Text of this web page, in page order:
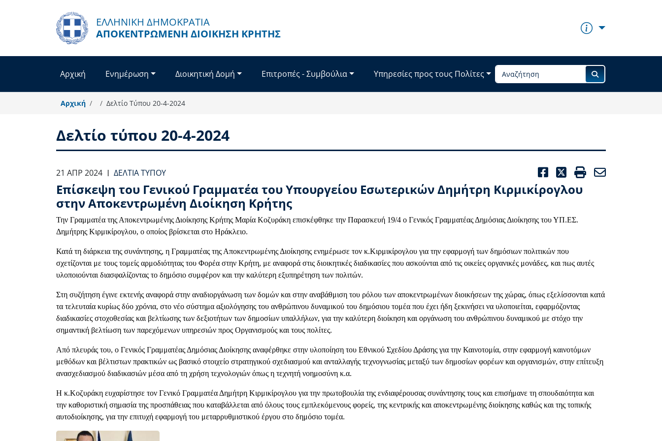
ΕΛΛΗΝΙΚΗ ΔΗΜΟΚΡΑΤΙΑ
ΑΠΟΚΕΝΤΡΩΜΈΝΗ ΔΙΟΊΚΗΣΗ ΚΡΉΤΗΣ
Αρχική Ενημέρωση Διοικητική Δομή Επιτροπές - Συμβούλια Υπηρεσίες προς τους Πολίτες
Αρχική Δελτίο Τύπου 20-4-2024
Δελτίο τύπου 20-4-2024
21 ΑΠΡ 2024 | ΔΕΛΤΊΑ ΤΎΠΟΥ FACEBOOK
TWITTER
PRINT
Επίσκεψη του Γενικού Γραμματέα του Υπουργείου Εσωτερικών Δημήτρη Κιρμικίρογλου
στην Αποκεντρωμένη Διοίκηση Κρήτης
Την Γραμματέα της Αποκεντρωμένης Διοίκησης Κρήτης Μαρία Κοζυράκη επισκέφθηκε την Παρασκευή 19/4 ο Γενικός Γραμματέας Δημόσιας Διοίκησης του ΥΠ.ΕΣ.
Δημήτρης Κιρμικίρογλου, ο οποίος βρίσκεται στο Ηράκλειο.
Κατά τη διάρκεια της συνάντησης, η Γραμματέας της Αποκεντρωμένης Διοίκησης ενημέρωσε τον κ.Κιρμικίρογλου για την εφαρμογή των δημόσιων πολιτικών που
σχετίζονται με τους τομείς αρμοδιότητας του Φορέα στην Κρήτη, με αναφορά στις διοικητικές διαδικασίες που ασκούνται από τις οικείες οργανικές μονάδες, και πως αυτές
υλοποιούνται διασφαλίζοντας το δημόσιο συμφέρον και την καλύτερη εξυπηρέτηση των πολιτών.
Στη συζήτηση έγινε εκτενής αναφορά στην αναδιοργάνωση των δομών και στην αναβάθμιση του ρόλου των αποκεντρωμένων διοικήσεων της χώρας, όπως εξελίσσονται κατά
τα τελευταία κυρίως δύο χρόνια, στο νέο σύστημα αξιολόγησης του ανθρώπινου δυναμικού του δημόσιου τομέα που έχει ήδη ξεκινήσει να υλοποιείται, εφαρμόζοντας
διαδικασίες στοχοθεσίας και βελτίωσης των δεξιοτήτων των δημοσίων υπαλλήλων, για την καλύτερη διοίκηση και οργάνωση του ανθρώπινου δυναμικού με στόχο την
σημαντική βελτίωση των παρεχόμενων υπηρεσιών προς Οργανισμούς και τους πολίτες.
Από πλευράς του, ο Γενικός Γραμματέας Δημόσιας Διοίκησης αναφέρθηκε στην υλοποίηση του Εθνικού Σχεδίου Δράσης για την Καινοτομία, στην εφαρμογή καινοτόμων
μεθόδων και βέλτιστων πρακτικών ως βασικό στοιχείο στρατηγικού σχεδιασμού και ανταλλαγής τεχνογνωσίας μεταξύ των δημοσίων φορέων και οργανισμών, στην επίτευξη
ανασχεδιασμού διαδικασιών μέσα από τη χρήση τεχνολογιών όπως η τεχνητή νοημοσύνη κ.α.
Η κ.Κοζυράκη ευχαρίστησε τον Γενικό Γραμματέα Δημήτρη Κιρμικίρογλου για την πρωτοβουλία της ενδιαφέρουσας συνάντησης τους και επισήμανε τη σπουδαιότητα και
την καθοριστική σημασία της προσπάθειας που καταβάλλεται από όλους τους εμπλεκόμενους φορείς, της κεντρικής και αποκεντρωμένης διοίκησης καθώς και της τοπικής
αυτοδιοίκησης, για την επιτυχή εφαρμογή του μεταρρυθμιστικού έργου στο δημόσιο τομέα.
Εικόνα